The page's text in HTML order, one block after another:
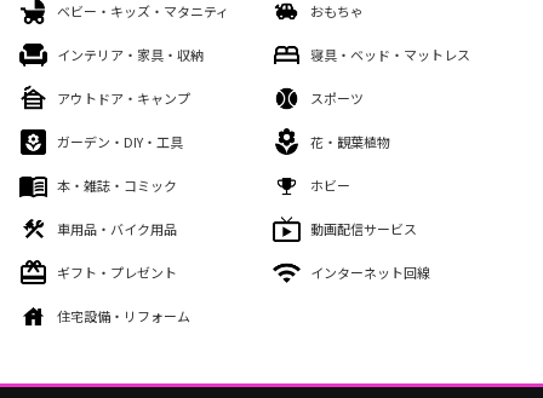
ベビー・キッズ・マタニティ おもちゃ
インテリア・家具・収納 寝具・ベッド・マットレス
アウトドア・キャンプ スポーツ
ガーデン・DIY・工具 花・観葉植物
本・雑誌・コミック ホビー
車用品・バイク用品 動画配信サービス
ギフト・プレゼント インターネット回線
住宅設備・リフォーム